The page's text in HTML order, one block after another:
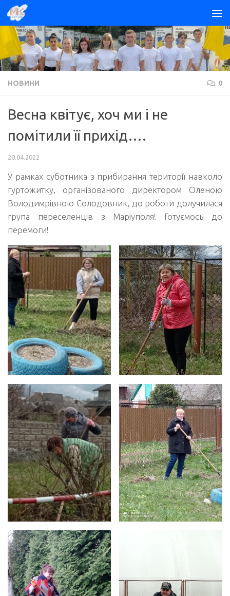
Skip to content
НОВИНИ 0
Весна квітує, хоч ми і не
помітили її прихід….
20.04.2022
У рамках суботника з прибирання території навколо
гуртожитку, організованого директором Оленою
Володимрівною Солодовник, до роботи долучилася
група переселенців з Маріуполя! Готуємось до
перемоги!